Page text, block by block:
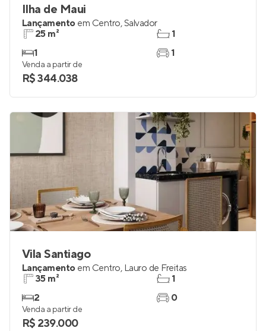
Ilha de Maui
Lançamento em Centro,Salvador
25 m²
1
1
1
Venda a partir de
R$ 344.038
Vila Santiago
Lançamento em Centro, Lauro de Freitas
35 m²
2
1
0
Venda a partir de
R$ 239.000